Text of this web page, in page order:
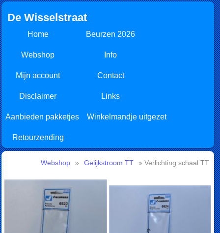
De Wisselstraat
Home Beurzen 2026
Webshop Info
Mijn account Contact
Disclaimer Links
Aanbieden pakketjes Winkelmandje uitgezet
Retourzending
Webshop » Gelijkstroom TT » Verlichting schaal TT